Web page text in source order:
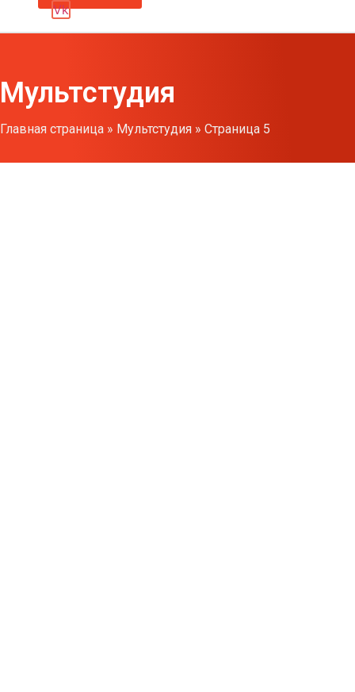
Vk
Мультстудия
Главная страница » Мультстудия » Страница 5